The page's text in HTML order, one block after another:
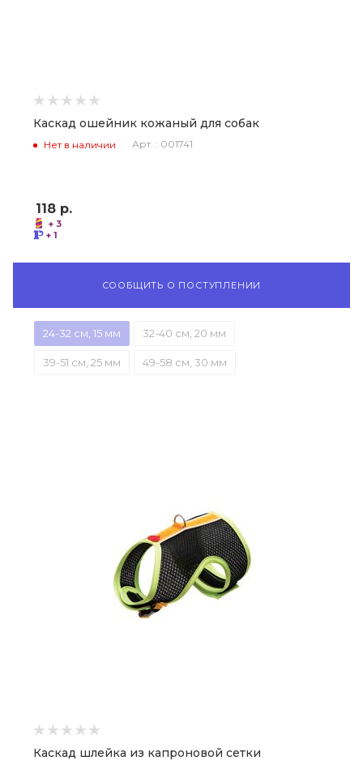
Каскад ошейник кожаный для собак
Нет в наличии Арт. : 001741
118 р.
+ 3
+ 1
СООБЩИТЬ О ПОСТУПЛЕНИИ
24-32 см, 15 мм 32-40 см, 20 мм
39-51 см, 25 мм 49-58 см, 30 мм
Каскад шлейка из капроновой сетки